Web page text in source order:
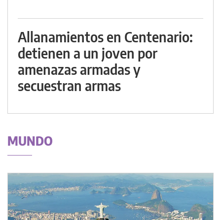
Allanamientos en Centenario:
detienen a un joven por
amenazas armadas y
secuestran armas
MUNDO